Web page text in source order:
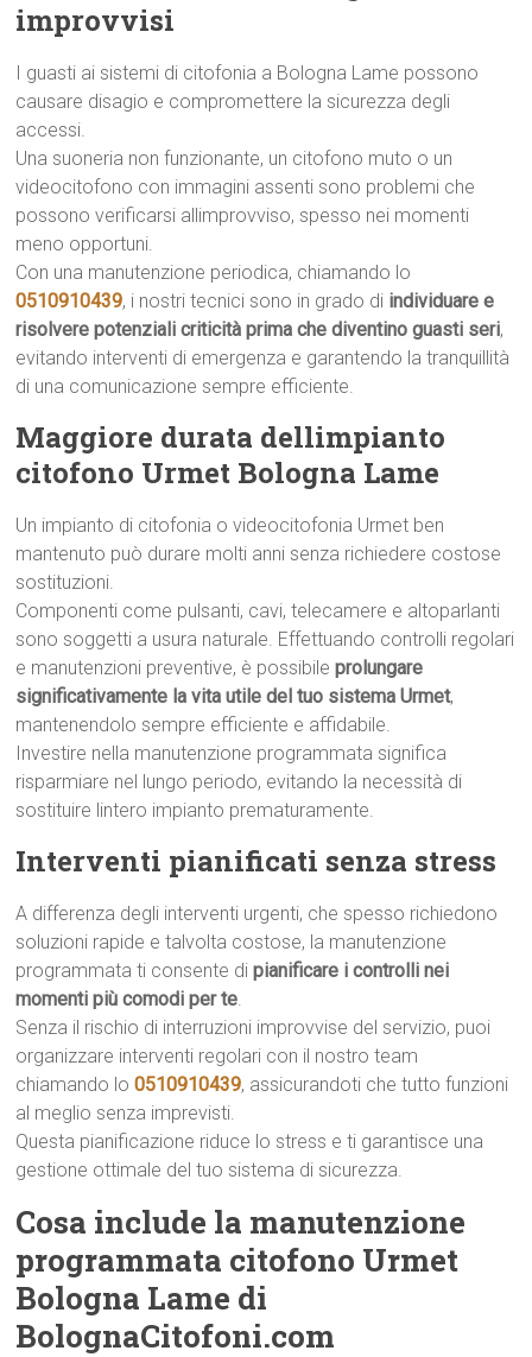
improvvisi
I guasti ai sistemi di citofonia a Bologna Lame possono
causare disagio e compromettere la sicurezza degli
accessi.
Una suoneria non funzionante, un citofono muto o un
videocitofono con immagini assenti sono problemi che
possono verificarsi allimprovviso, spesso nei momenti
meno opportuni.
Con una manutenzione periodica, chiamando lo
0510910439, i nostri tecnici sono in grado di individuare e
risolvere potenziali criticità prima che diventino guasti seri,
evitando interventi di emergenza e garantendo la tranquillità
di una comunicazione sempre efficiente.
Maggiore durata dellimpianto
citofono Urmet Bologna Lame
Un impianto di citofonia o videocitofonia Urmet ben
mantenuto può durare molti anni senza richiedere costose
sostituzioni.
Componenti come pulsanti, cavi, telecamere e altoparlanti
sono soggetti a usura naturale. Effettuando controlli regolari
e manutenzioni preventive, è possibileprolungare
significativamente la vita utile del tuo sistema Urmet,
mantenendolo sempre efficiente e affidabile.
Investire nella manutenzione programmata significa
risparmiare nel lungo periodo, evitando la necessità di
sostituire lintero impianto prematuramente.
Interventi pianificati senza stress
A differenza degli interventi urgenti, che spesso richiedono
soluzioni rapide e talvolta costose, la manutenzione
programmata ti consente dipianificare i controlli nei
momenti più comodi per te.
Senza il rischio di interruzioni improvvise del servizio, puoi
organizzare interventi regolari con il nostro team
chiamando lo0510910439, assicurandoti che tutto funzioni
al meglio senza imprevisti.
Questa pianificazione riduce lo stress e ti garantisce una
gestione ottimale del tuo sistema di sicurezza.
Cosa include la manutenzione
programmata citofono Urmet
Bologna Lame di
BolognaCitofoni.com